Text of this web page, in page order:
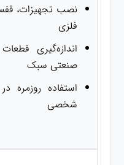
نصب تجهیزات،
فلزی
اندازه‌گیری
صنعتی سبک
استفاده روزمره
شخصی